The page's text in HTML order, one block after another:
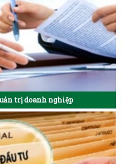
trị doanh nghiệp